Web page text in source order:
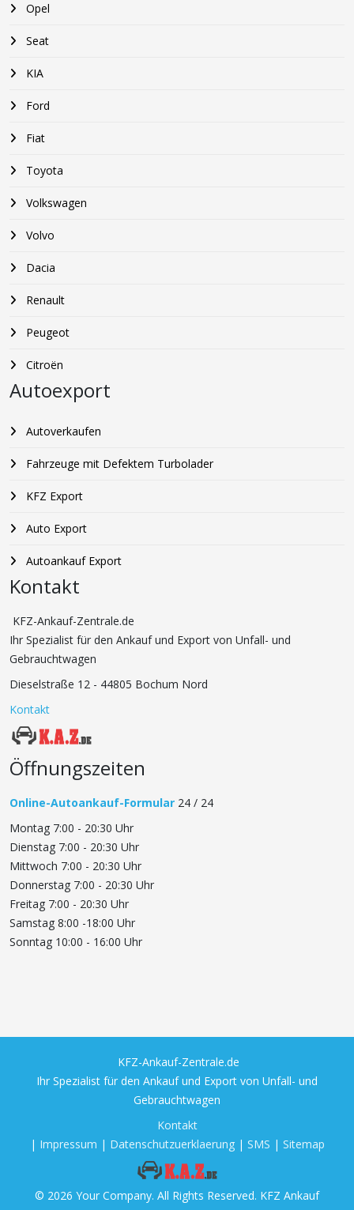
Opel
Seat
KIA
Ford
Fiat
Toyota
Volkswagen
Volvo
Dacia
Renault
Peugeot
Citroën
Autoexport
Autoverkaufen
Fahrzeuge mit Defektem Turbolader
KFZ Export
Auto Export
Autoankauf Export
Kontakt
KFZ-Ankauf-Zentrale.de
Ihr Spezialist für den Ankauf und Export von Unfall- und
Gebrauchtwagen
Dieselstraße 12 - 44805 Bochum Nord
Kontakt
Öffnungszeiten
Online-Autoankauf-Formular 24 / 24
Montag 7:00 - 20:30 Uhr
Dienstag 7:00 - 20:30 Uhr
Mittwoch 7:00 - 20:30 Uhr
Donnerstag 7:00 - 20:30 Uhr
Freitag 7:00 - 20:30 Uhr
Samstag 8:00 -18:00 Uhr
Sonntag 10:00 - 16:00 Uhr
KFZ-Ankauf-Zentrale.de
Ihr Spezialist für den Ankauf und Export von Unfall- und
Gebrauchtwagen
Kontakt
| Impressum | Datenschutzuerklaerung| SMS | Sitemap
© 2026 Your Company. All Rights Reserved. KFZ Ankauf